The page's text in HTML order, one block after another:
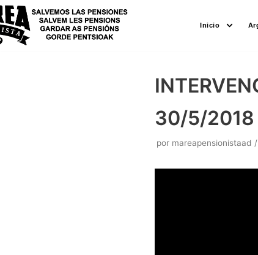
Saltar
al
contenido
Inicio
30/5/2018
por mareapensionistaad